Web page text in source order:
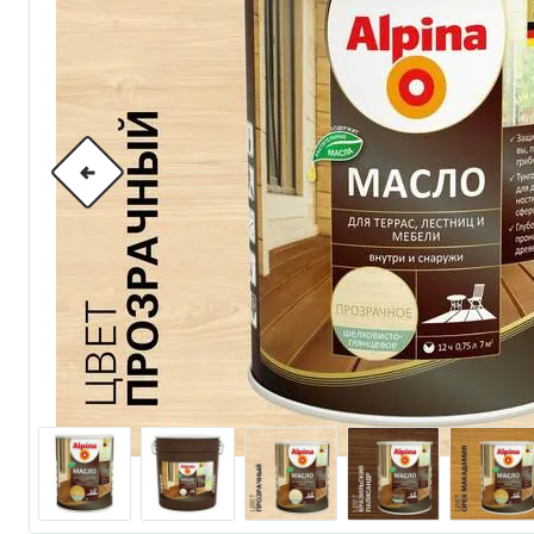
по металлу
антикорозийные
под декоративные
для гипсокартона
под штукатурку
для паркета и
для стен, потолков
яхтные
для бани и сауны
для бетона и камня
масла для внутренних